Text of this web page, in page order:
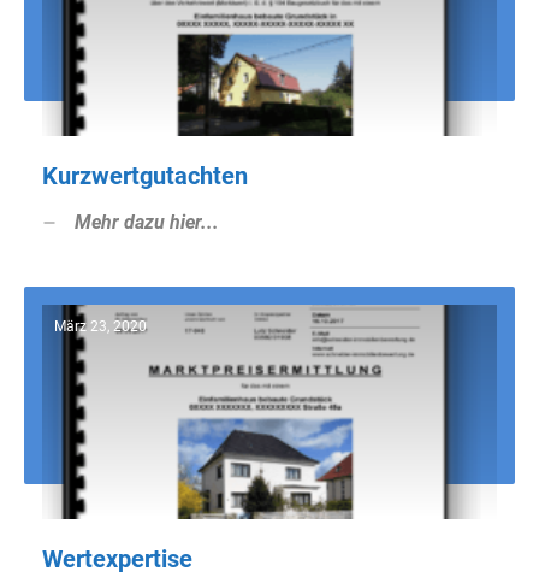
Kurzwertgutachten
Mehr dazu hier...
März 23, 2020
Wertexpertise